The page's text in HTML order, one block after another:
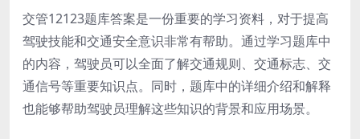
交管12123题库答案是一份重要的学习资料，对于提高
驾驶技能和交通安全意识非常有帮助。通过学习题库中
的内容，驾驶员可以全面了解交通规则、交通标志、交
通信号等重要知识点。同时，题库中的详细介绍和解释
也能够帮助驾驶员理解这些知识的背景和应用场景。